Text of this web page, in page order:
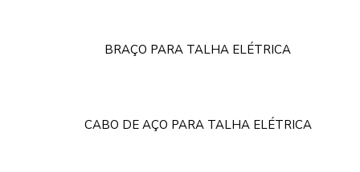
BRAÇO PARA TALHA ELÉTRICA
CABO DE AÇO PARA TALHA ELÉTRICA